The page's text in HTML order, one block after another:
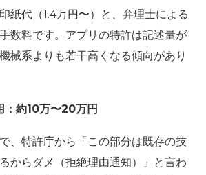
紙代（1.4万円〜）と、弁理士による
数料です。アプリの特許は記述量が
械系よりも若干高くなる傾向があり
：約10万〜20万円
、特許庁から「この部分は既存の技
からダメ（拒絶理由通知）」と言わ